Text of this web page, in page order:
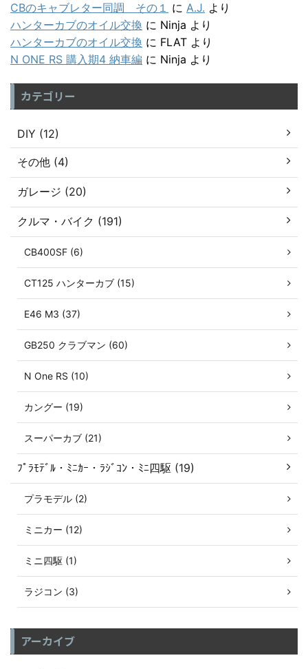
CBのキャブレター同調 その１ に A.J. より
ハンターカブのオイル交換 に Ninja より
ハンターカブのオイル交換 に FLAT より
N ONE RS 購入期4 納車編 に Ninja より
カテゴリー
DIY (12)
その他 (4)
ガレージ (20)
クルマ・バイク (191)
CB400SF (6)
CT125 ハンターカブ (15)
E46 M3 (37)
GB250 クラブマン (60)
N One RS (10)
カングー (19)
スーパーカブ (21)
ﾌﾟﾗﾓﾃﾞﾙ・ﾐﾆｶｰ・ﾗｼﾞｺﾝ・ﾐﾆ四駆 (19)
プラモデル (2)
ミニカー (12)
ミニ四駆 (1)
ラジコン (3)
アーカイブ